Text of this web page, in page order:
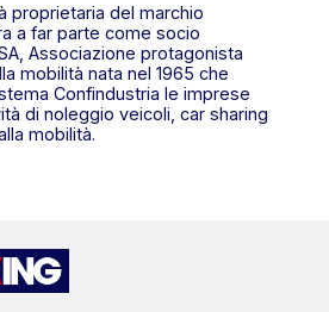
proprietaria del marchio
a far parte come socio
Associazione protagonista
mobilità nata nel 1965 che
Confindustria le imprese
di noleggio veicoli, car sharing
mobilità.